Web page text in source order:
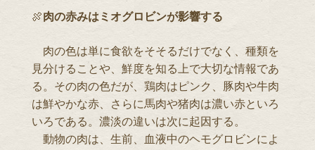
🍖肉の赤みはミオグロビンが影響する
肉の色は単に食欲をそそるだけでなく、種類を
見分けることや、鮮度を知る上で大切な情報であ
る。その肉の色だが、鶏肉はピンク、豚肉や牛肉
は鮮やかな赤、さらに馬肉や猪肉は濃い赤といろ
いろである。濃淡の違いは次に起因する。
動物の肉は、生前、血液中のヘモグロビンによ